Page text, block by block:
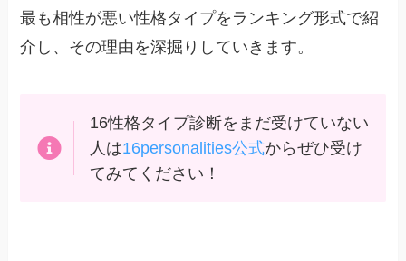
最も相性が悪い性格タイプをランキング形式で紹
介し、その理由を深掘りしていきます。
16性格タイプ診断をまだ受けていない
人は16personalities公式からぜひ受け
てみてください！